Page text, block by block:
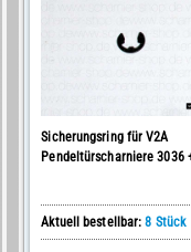
Sicherungsring für V2A
Pendeltürscharniere 3036
Aktuell bestellbar:8 Stück